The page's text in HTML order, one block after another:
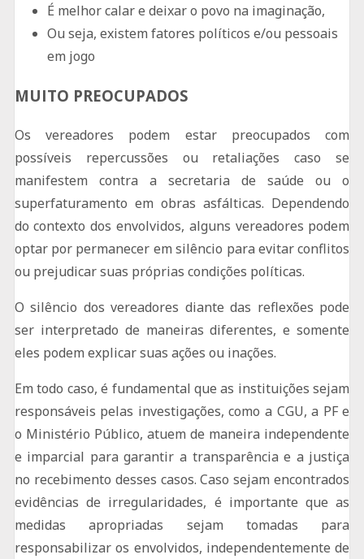
É melhor calar e deixar o povo na imaginação,
Ou seja, existem fatores políticos e/ou pessoais
em jogo
MUITO PREOCUPADOS
Os vereadores podem estar preocupados com
possíveis repercussões ou retaliações caso se
manifestem contra a secretaria de saúde ou o
superfaturamento em obras asfálticas. Dependendo
do contexto dos envolvidos, alguns vereadores podem
optar por permanecer em silêncio para evitar conflitos
ou prejudicar suas próprias condições políticas.
O silêncio dos vereadores diante das reflexões pode
ser interpretado de maneiras diferentes, e somente
eles podem explicar suas ações ou inações.
Em todo caso, é fundamental que as instituições sejam
responsáveis ​​pelas investigações, como a CGU, a PF e
o Ministério Público, atuem de maneira independente
e imparcial para garantir a transparência e a justiça
no recebimento desses casos. Caso sejam encontrados
evidências de irregularidades, é importante que as
medidas apropriadas sejam tomadas para
responsabilizar os envolvidos, independentemente de